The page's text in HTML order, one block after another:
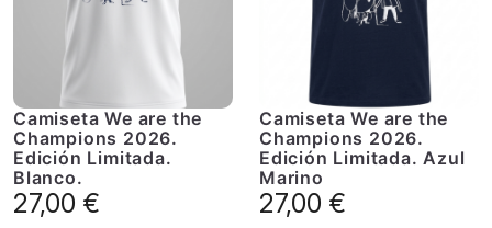
Camiseta We are the
Champions 2026.
Edición Limitada.
Blanco.
27,00 €
Camiseta We are the
Champions 2026.
Edición Limitada. Azul
Marino
27,00 €